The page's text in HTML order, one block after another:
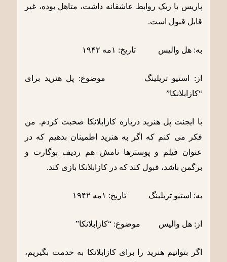
پاریس با ریک روابط عاشقانه داشت، متاهل بوده، غیر
قابل قبول است.
به: هل والیس تاریخ: ١مه ١٩۴٢
از: استیو تریلینگ موضوع: پل هنرید برای
“کازابلانکا”
با ایجنت پل هنرید درباره کازابلانکا صحبت کردم. من
فکر می کنم که اگر به هنرید اطمینان بدهیم که در
عنوان فیلم و پوسترها نامش هم ردیف بوگارت و
برگمن باشد، قبول کند که در کازابلانکا بازی کند.
به: استیو تریلینگ تاریخ: ١مه ١٩۴٢
از: هل والیس موضوع: “کازابلانکا”
اگر بتوانیم هنرید را برای کازابلانکا به خدمت بگیریم،